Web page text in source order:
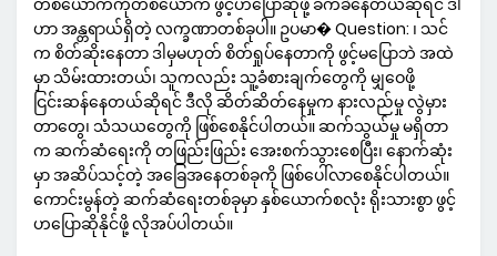
တစ်ယောက်ကိုတစ်ယောက် ဖွင့်ဟပြောဆိုဖို့ ခက်ခဲနေတယ်ဆိုရင် ဒါ
ဟာ အန္တရာယ်ရှိတဲ့ လက္ခဏာတစ်ခုပါ။ ဥပမာ� Question: ၊ သင်
က စိတ်ဆိုးနေတာ ဒါမှမဟုတ် စိတ်ရှုပ်နေတာကို ဖွင့်မပြောဘဲ အထဲ
မှာ သိမ်းထားတယ်၊ သူကလည်း သူ့ခံစားချက်တွေကို မျှဝေဖို့
ငြင်းဆန်နေတယ်ဆိုရင် ဒီလို ဆိတ်ဆိတ်နေမှုက နားလည်မှု လွဲမှား
တာတွေ၊ သံသယတွေကို ဖြစ်စေနိုင်ပါတယ်။ ဆက်သွယ်မှု မရှိတာ
က ဆက်ဆံရေးကို တဖြည်းဖြည်း အေးစက်သွားစေပြီး၊ နောက်ဆုံး
မှာ အဆိပ်သင့်တဲ့ အခြေအနေတစ်ခုကို ဖြစ်ပေါ်လာစေနိုင်ပါတယ်။
ကောင်းမွန်တဲ့ ဆက်ဆံရေးတစ်ခုမှာ နှစ်ယောက်စလုံး ရိုးသားစွာ ဖွင့်
ဟပြောဆိုနိုင်ဖို့ လိုအပ်ပါတယ်။